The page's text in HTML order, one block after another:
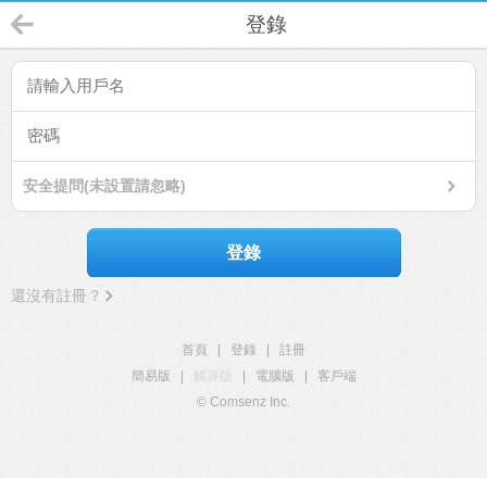
登錄
安全提問(未設置請忽略)
登錄
還沒有註冊？
首頁 登錄
註冊
簡易版
觸屏版 電腦版
客戶端
© Comsenz Inc.